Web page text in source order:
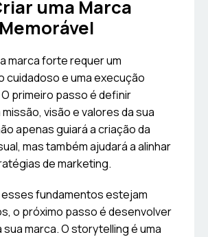
uma Marca
marca forte requer um
cuidadoso e uma execução
primeiro passo é definir
visão e valores da sua
apenas guiará a criação da
mas também ajudará a alinhar
de marketing.
esses fundamentos estejam
o próximo passo é desenvolver
sua marca. O storytelling é uma